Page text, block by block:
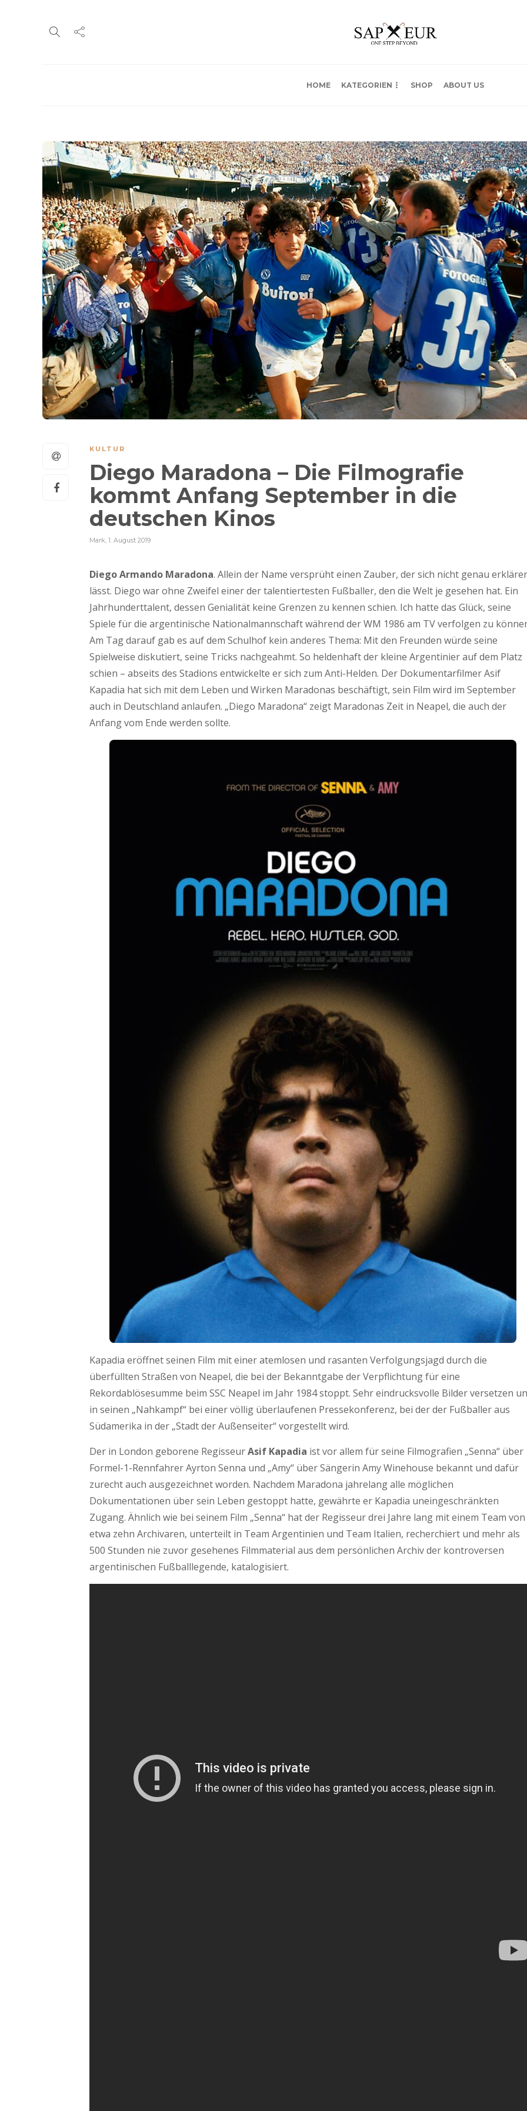
HOME KATEGORIEN SHOP ABOUT US
KULTUR
Diego Maradona – Die Filmografie
kommt Anfang September in die
deutschen Kinos
Mark, 1. August 2019
Diego Armando Maradona. Allein der Name versprüht einen Zauber, der sich nicht genau
lässt. Diego war ohne Zweifel einer der talentiertesten Fußballer, den die Welt je gesehen hat. Ein
Jahrhunderttalent, dessen Genialität keine Grenzen zu kennen schien. Ich hatte das Glück, seine
Spiele für die argentinische Nationalmannschaft während der WM 1986 am TV verfolgen zu
Am Tag darauf gab es auf dem Schulhof kein anderes Thema: Mit den Freunden würde seine
Spielweise diskutiert, seine Tricks nachgeahmt. So heldenhaft der kleine Argentinier auf dem Platz
schien – abseits des Stadions entwickelte er sich zum Anti-Helden. Der Dokumentarfilmer Asif
Kapadia hat sich mit dem Leben und Wirken Maradonas beschäftigt, sein Film wird im September
auch in Deutschland anlaufen. „Diego Maradona“ zeigt Maradonas Zeit in Neapel, die auch der
Anfang vom Ende werden sollte.
Kapadia eröffnet seinen Film mit einer atemlosen und rasanten Verfolgungsjagd durch die
überfüllten Straßen von Neapel, die bei der Bekanntgabe der Verpflichtung für eine
Rekordablösesumme beim SSC Neapel im Jahr 1984 stoppt. Sehr eindrucksvolle Bilder versetzen
in seinen „Nahkampf“ bei einer völlig überlaufenen Pressekonferenz, bei der der Fußballer aus
Südamerika in der „Stadt der Außenseiter“ vorgestellt wird.
Der in London geborene RegisseurAsif Kapadia ist vor allem für seine Filmografien „Senna“ über
Formel-1-Rennfahrer Ayrton Senna und „Amy“ über Sängerin Amy Winehouse bekannt und dafür
zurecht auch ausgezeichnet worden. Nachdem Maradona jahrelang alle möglichen
Dokumentationen über sein Leben gestoppt hatte, gewährte er Kapadia uneingeschränkten
Zugang. Ähnlich wie bei seinem Film „Senna“ hat der Regisseur drei Jahre lang mit einem Team von
etwa zehn Archivaren, unterteilt in Team Argentinien und Team Italien, recherchiert und mehr als
500 Stunden nie zuvor gesehenes Filmmaterial aus dem persönlichen Archiv der kontroversen
argentinischen Fußballlegende, katalogisiert.